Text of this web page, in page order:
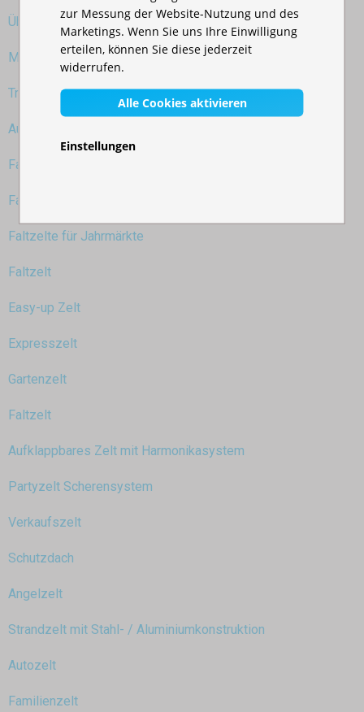
Übertragbarer Verkaufsstand
Mobiles Gartenzelt
Triage-Zelt
Aufklappbares Partyzelt
Faltzelte für Ausstellungen
Faltzelte für Feuerwehrwettbewerbe
Faltzelte für Jahrmärkte
Faltzelt
Easy-up Zelt
Expresszelt
Gartenzelt
Faltzelt
Aufklappbares Zelt mit Harmonikasystem
Partyzelt Scherensystem
Verkaufszelt
Schutzdach
Angelzelt
Strandzelt mit Stahl- / Aluminiumkonstruktion
Autozelt
Familienzelt
zur Messung der Website-Nutzung und des
Marketings. Wenn Sie uns Ihre Einwilligung
erteilen, können Sie diese jederzeit
widerrufen.
Alle Cookies aktivieren
Einstellungen